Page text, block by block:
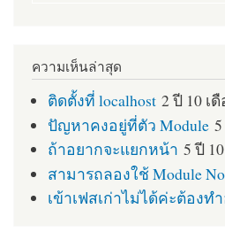
ความเห็นล่าสุด
ติดตั้งที่ localhost 2 ปี 10 เ
ปัญหาคงอยู่ที่ตัว Module
ถ้าอยากจะแยกหน้า 5 ปี
สามารถลองใช้ Module
เข้าเฟสเก่าไม่ได้ค่ะต้องท